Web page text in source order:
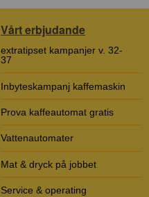
Vårt erbjudande
extratipset kampanjer v. 32-
37
Inbyteskampanj kaffemaskin
Prova kaffeautomat gratis
Vattenautomater
Mat & dryck på jobbet
Service & operating